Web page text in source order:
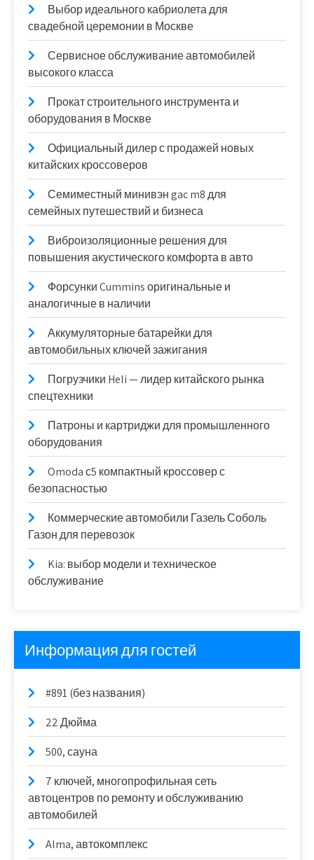
Выбор идеального кабриолета для
свадебной церемонии в Москве
Сервисное обслуживание автомобилей
высокого класса
Прокат строительного инструмента и
оборудования в Москве
Официальный дилер с продажей новых
китайских кроссоверов
Семиместный минивэн gac m8 для
семейных путешествий и бизнеса
Виброизоляционные решения для
повышения акустического комфорта в авто
Форсунки Cummins оригинальные и
аналогичные в наличии
Аккумуляторные батарейки для
автомобильных ключей зажигания
Погрузчики Heli — лидер китайского рынка
спецтехники
Патроны и картриджи для промышленного
оборудования
Omoda с5 компактный кроссовер с
безопасностью
Коммерческие автомобили Газель Соболь
Газон для перевозок
Kia: выбор модели и техническое
обслуживание
Информация для гостей
#891 (без названия)
22 Дюйма
500, сауна
7 ключей, многопрофильная сеть
автоцентров по ремонту и обслуживанию
автомобилей
Alma, автокомплекс